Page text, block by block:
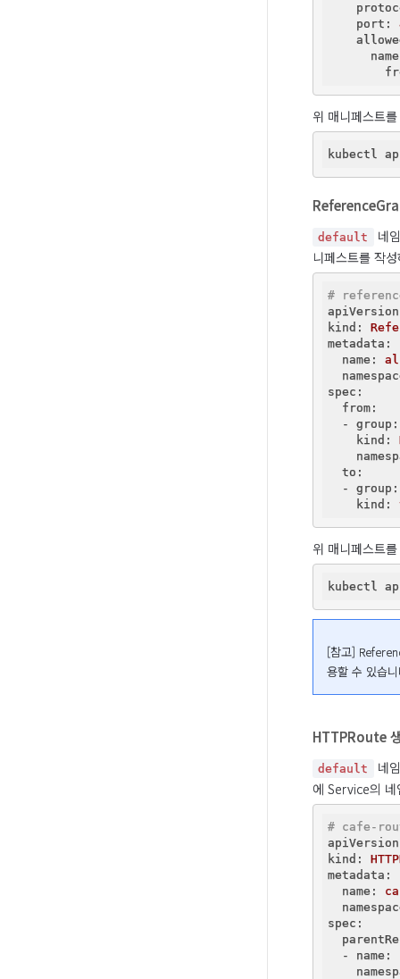
    port:
위 매니페스트
default
네
니페스트를 작
#
kind:
metadata:
  name:
spec:
  from:
  - group:
    kind:
  to:
  - group:
    kind:
위 매니페스트
[참고]
용할 수 있습
HTTPRoute
default
네
에 Service의 네
# cafe-
kind:
metadata:
  name:
spec:
  - name: